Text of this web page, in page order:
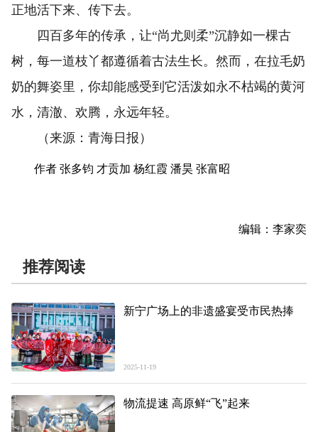
正地活下来、传下去。
四百多年的传承，让“尚尤则柔”沉静如一棵古
树，每一道枝丫都遵循着古法生长。然而，在拉毛奶
奶的舞姿里，你却能感受到它活泼如永不枯竭的黄河
水，清澈、欢腾，永远年轻。
（来源：青海日报）
作者 张多钧 才贡加 杨红霞 潘昊 张富昭
编辑：李家奕
推荐阅读
新宁广场上的非遗盛宴受市民热捧
2025-11-19
物流提速 高原鲜“飞”起来